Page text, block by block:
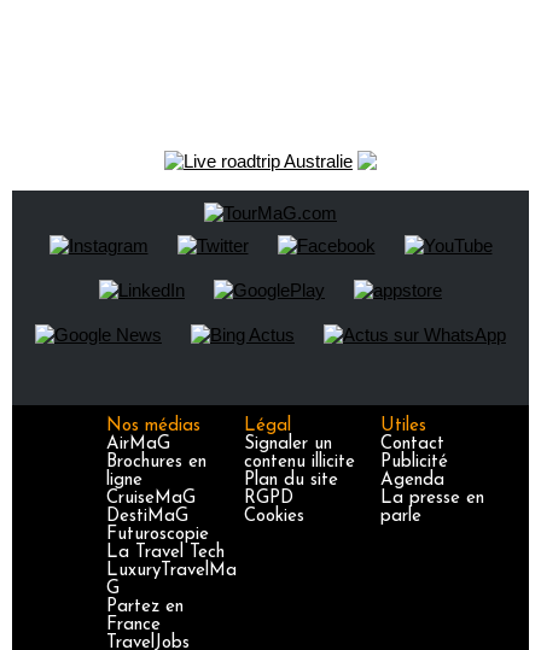
Nos médias
AirMaG
Brochures en
ligne
CruiseMaG
DestiMaG
Futuroscopie
La Travel Tech
LuxuryTravelMa
G
Partez en
France
TravelJobs
Légal
Signaler un
contenu illicite
Plan du site
RGPD
Cookies
Utiles
Contact
Publicité
Agenda
La presse en
parle